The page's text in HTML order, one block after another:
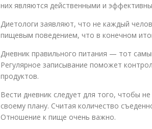
них являются действенными и
Диетологи заявляют, что не каждый
пищевым поведением, что в конечном
Дневник правильного питания — тот
Регулярное записывание поможет
продуктов.
Вести дневник следует для того, чтобы
своему плану. Считая количество
Отношение к пище очень важно.